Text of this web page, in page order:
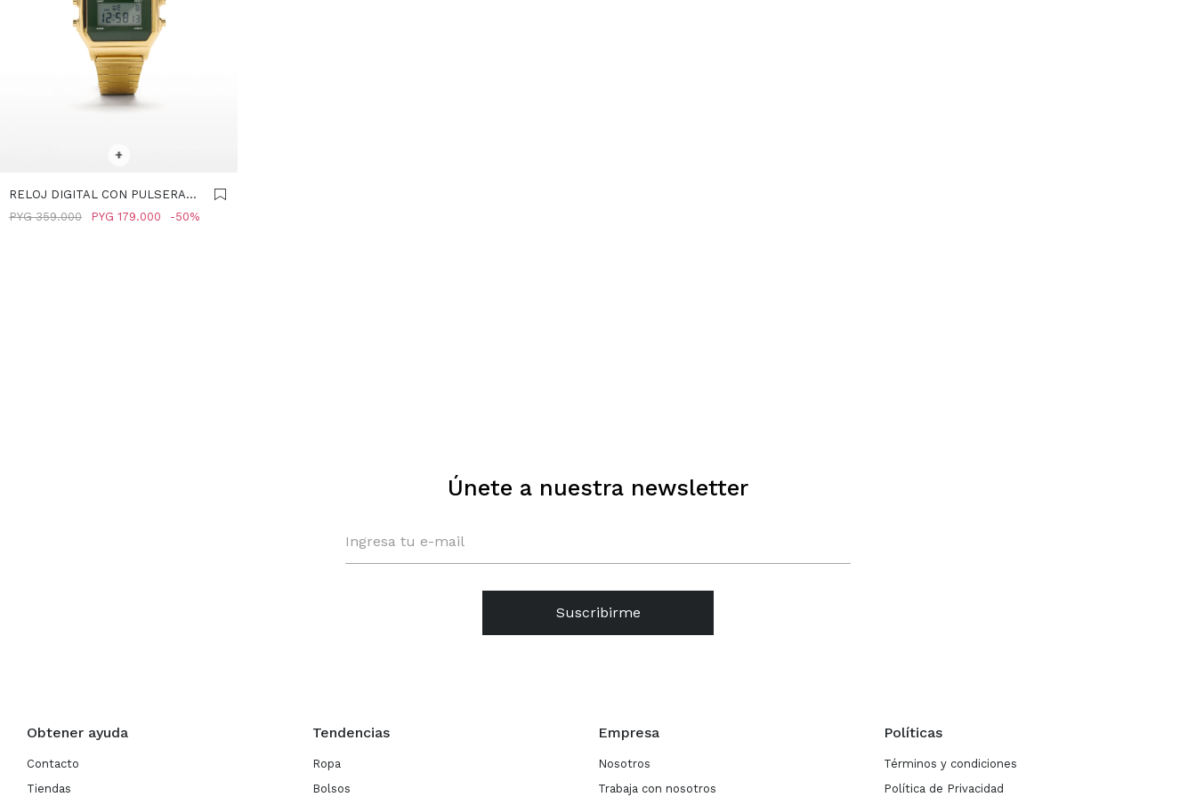
+
RELOJ DIGITAL CON PULSERA
DE ACERO INOXIDABLE -
PYG 179.000
PYG 359.000 50
Obtener ayuda
Contacto
Tiendas
Tendencias
Ropa
Bolsos
Empresa
Nosotros
Trabaja con nosotros
Políticas
Términos y condiciones
Política de Privacidad
Únete a nuestra newsletter
Suscribirme